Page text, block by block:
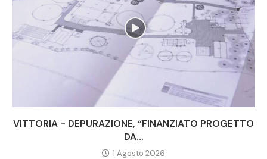
VITTORIA - DEPURAZIONE, “FINANZIATO PROGETTO
DA...
1 Agosto 2026